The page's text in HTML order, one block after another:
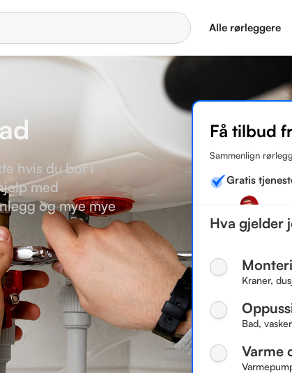
Alle rørleggere
hvis du bor i
med
og mye mye
Få tilbud
Sammenlign
Gratis
Hva gjelder
Kraner,
Bad,
Varme